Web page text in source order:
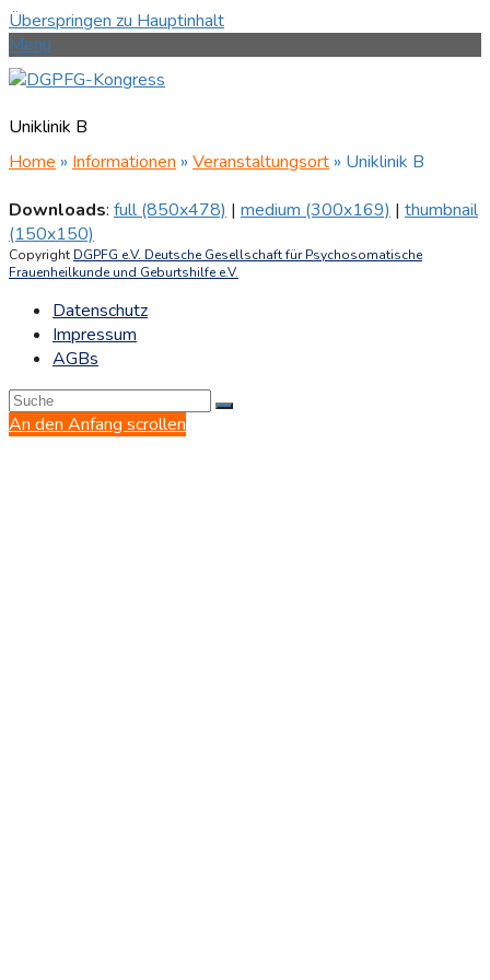
Überspringen zu Hauptinhalt
Menü
Uniklinik B
Home » Informationen » Veranstaltungsort » Uniklinik B
Downloads: full (850x478) | medium (300x169) | thumbnail
(150x150)
Copyright DGPFG e.V. Deutsche Gesellschaft für Psychosomatische
Frauenheilkunde und Geburtshilfe e.V.
Datenschutz
Impressum
AGBs
An den Anfang scrollen